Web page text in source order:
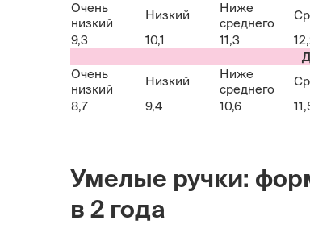
Очень
низкий
Низкий
Ниже
среднего
9,3
10,1 11,3
Очень
низкий
Низкий
Ниже
среднего
8,7
9,4 10,6
Умелые ручки:
в 2 года